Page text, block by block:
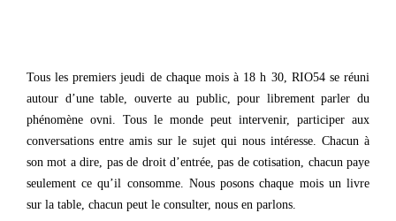
Tous les premiers jeudi de chaque mois à 18 h 30, RIO54 se réuni
autour d’une table, ouverte au public, pour librement parler du
phénomène ovni. Tous le monde peut intervenir, participer aux
conversations entre amis sur le sujet qui nous intéresse. Chacun à
son mot a dire, pas de droit d’entrée, pas de cotisation, chacun paye
seulement ce qu’il consomme. Nous posons chaque mois un livre
sur la table, chacun peut le consulter, nous en parlons.